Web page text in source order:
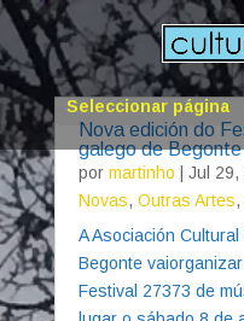
Seleccionar página
Nova edición do
galego de Begonte
por martinho Jul 29,
Novas, Outras Artes,
A Asociación
Begonte
Festival 27373 de